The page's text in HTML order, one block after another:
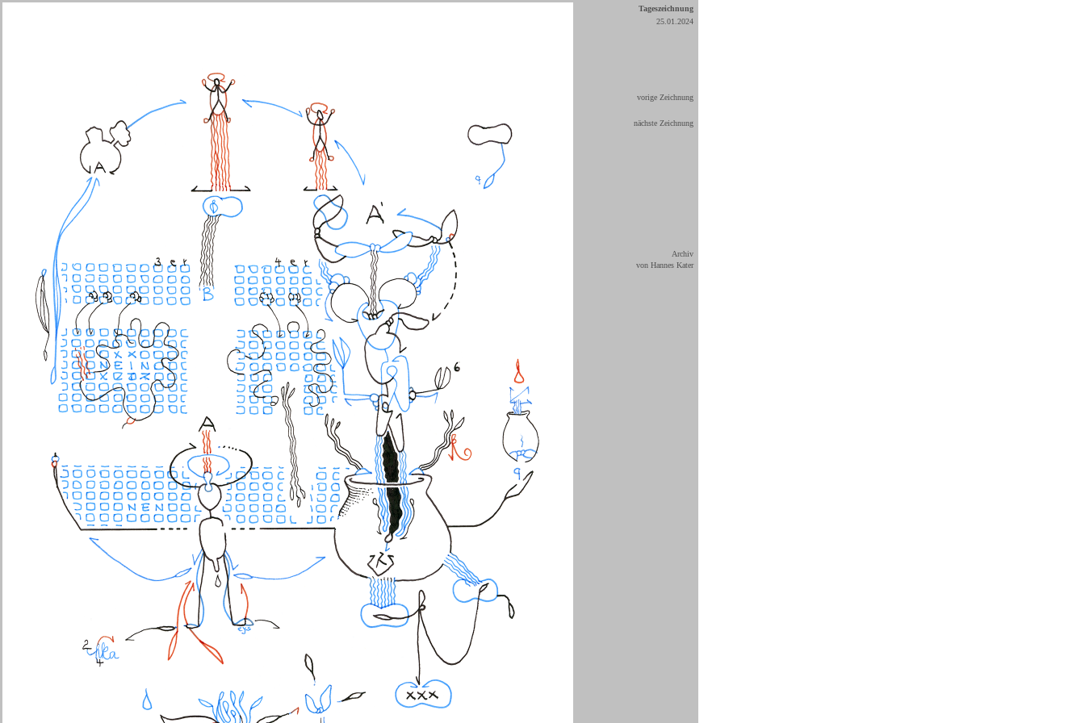
Tageszeichnung
25.01.2024
vorige Zeichnung
nächste Zeichnung
Archiv
von Hannes Kater